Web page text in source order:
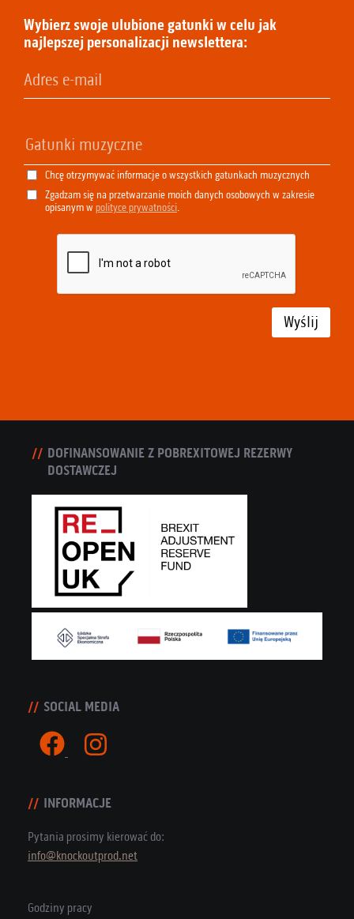
Wybierz swoje ulubione gatunki w celu jak
najlepszej personalizacji newslettera:
Chcę otrzymywać informacje o wszystkich gatunkach muzycznych
Zgadzam się na przetwarzanie moich danych osobowych w zakresie
opisanym w polityce prywatności.
Wyślij
DOFINANSOWANIE Z POBREXITOWEJ REZERWY
DOSTAWCZEJ
SOCIAL MEDIA
INFORMACJE
Pytania prosimy kierować do:
info@knockoutprod.net
Godziny pracy